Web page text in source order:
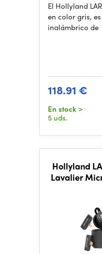
El Hollyland
en color gris,
inalámbrico de
118.91 €
En stock >
5 uds.
Hollyland
Lavalier